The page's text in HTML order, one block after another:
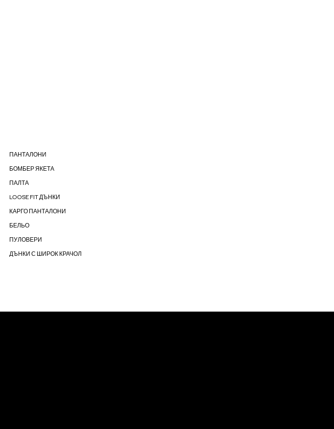
ПАНТАЛОНИ
БОМБЕР ЯКЕТА
ПАЛТА
LOOSE FIT ДЪНКИ
КАРГО ПАНТАЛОНИ
БЕЛЬО
ПУЛОВЕРИ
ДЪНКИ С ШИРОК КРАЧОЛ